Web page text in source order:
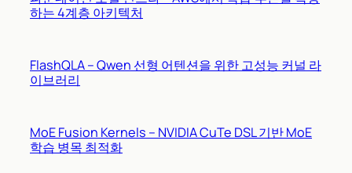
하는 4계층 아키텍처
FlashQLA – Qwen 선형 어텐션을 위한 고성능 커널 라
이브러리
MoE Fusion Kernels – NVIDIA CuTe DSL 기반 MoE
학습 병목 최적화